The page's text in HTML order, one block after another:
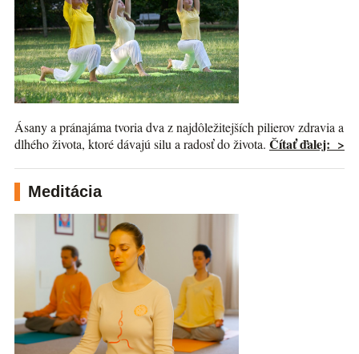
Ásany a pránajáma tvoria dva z najdôležitejších pilierov zdravia a
dlhého života, ktoré dávajú silu a radosť do života. Čítať ďalej: >
Meditácia